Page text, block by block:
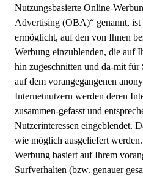
Nutzungsbasierte Online-
Advertising (OBA)“ genannt, ist
ermöglicht, auf den von Ihnen
Werbung einzublenden, die auf
hin zugeschnitten und da-mit für
auf dem vorangegangenen
Internetnutzern werden deren
zusammen-gefasst und
Nutzerinteressen eingeblendet.
wie möglich ausgeliefert
Werbung basiert auf Ihrem
Surfverhalten (bzw. genauer